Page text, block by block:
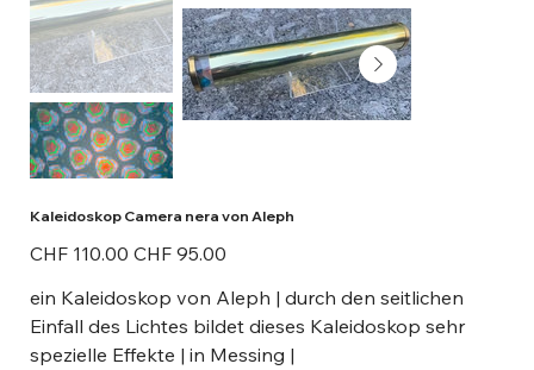
Kaleidoskop Camera nera von Aleph
Ursprünglicher
Preis
CHF 110.00 Angebotspreis
CHF 95.00
ein Kaleidoskop von Aleph | durch den seitlichen
Einfall des Lichtes bildet dieses Kaleidoskop sehr
spezielle Effekte | in Messing |